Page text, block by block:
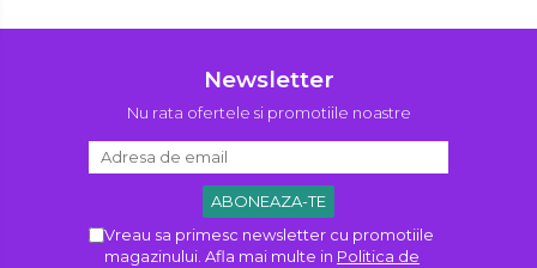
Newsletter
Nu rata ofertele si promotiile noastre
Vreau sa primesc newsletter cu promotiile
magazinului. Afla mai multe in Politica de